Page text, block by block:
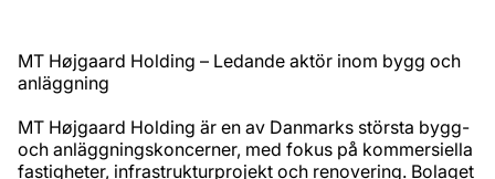
MT Højgaard Holding – Ledande aktör inom bygg och
anläggning
MT Højgaard Holding är en av Danmarks största bygg-
och anläggningskoncerner, med fokus på kommersiella
fastigheter, infrastrukturprojekt och renovering. Bolaget